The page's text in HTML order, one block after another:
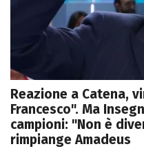
Reazione a Catena,
Francesco". Ma
campioni: "Non è
rimpiange Amadeus